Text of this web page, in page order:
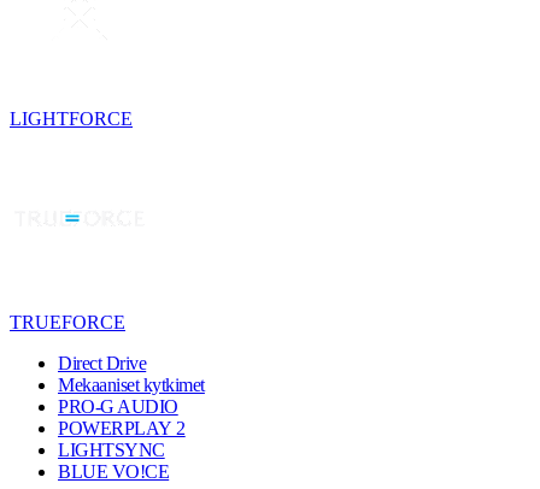
LIGHTFORCE
TRUEFORCE
Direct Drive
Mekaaniset kytkimet
PRO-G AUDIO
POWERPLAY 2
LIGHTSYNC
BLUE VO!CE